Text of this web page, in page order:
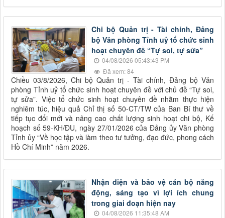
Chi bộ Quản trị - Tài chính, Đảng
bộ Văn phòng Tỉnh uỷ tổ chức sinh
hoạt chuyên đề “Tự soi, tự sửa”
04/08/2026 05:43:43 PM
Đã xem: 84
Chiều 03/8/2026, Chi bộ Quản trị - Tài chính, Đảng bộ Văn
phòng Tỉnh uỷ tổ chức sinh hoạt chuyên đề với chủ đề “Tự soi,
tự sửa”. Việc tổ chức sinh hoạt chuyên đề nhằm thực hiện
nghiêm túc, hiệu quả Chỉ thị số 50-CT/TW của Ban Bí thư về
tiếp tục đổi mới và nâng cao chất lượng sinh hoạt chi bộ, Kế
hoạch số 59-KH/ĐU, ngày 27/01/2026 của Đảng ủy Văn phòng
Tỉnh ủy “Về học tập và làm theo tư tưởng, đạo đức, phong cách
Hồ Chí Minh” năm 2026.
Nhận diện và bảo vệ cán bộ năng
động, sáng tạo vì lợi ích chung
trong giai đoạn hiện nay
04/08/2026 11:35:48 AM